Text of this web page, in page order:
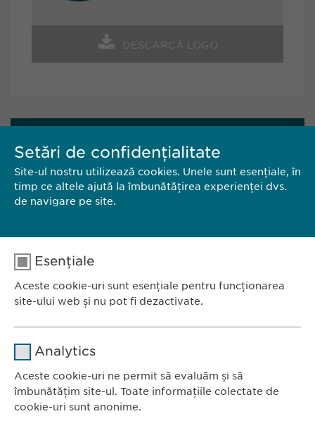
DESCARCĂ LOGO
EWOPHARMA ROMÂNIA SRL
România
Tel.: +40 21 260 13 44
E-Mail:info@ewopharma.ro
Ewopharma România SRL
Bulevardul Primăverii 19-21
Setări de confidențialitate
Site-ul nostru utilizează cookies. Unele sunt esențiale, în
timp ce altele ajută la îmbunătățirea experienței dvs.
de navigare pe site.
Esențiale
Aceste cookie-uri sunt esențiale pentru funcționarea
site-ului web și nu pot fi dezactivate.
Analytics
Aceste cookie-uri ne permit să evaluăm și să
îmbunătățim site-ul. Toate informațiile colectate de
cookie-uri sunt anonime.